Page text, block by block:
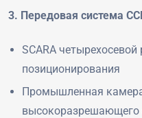
3. Передовая система
SCARA
позиционирования
Промышленная
высокоразрешающего